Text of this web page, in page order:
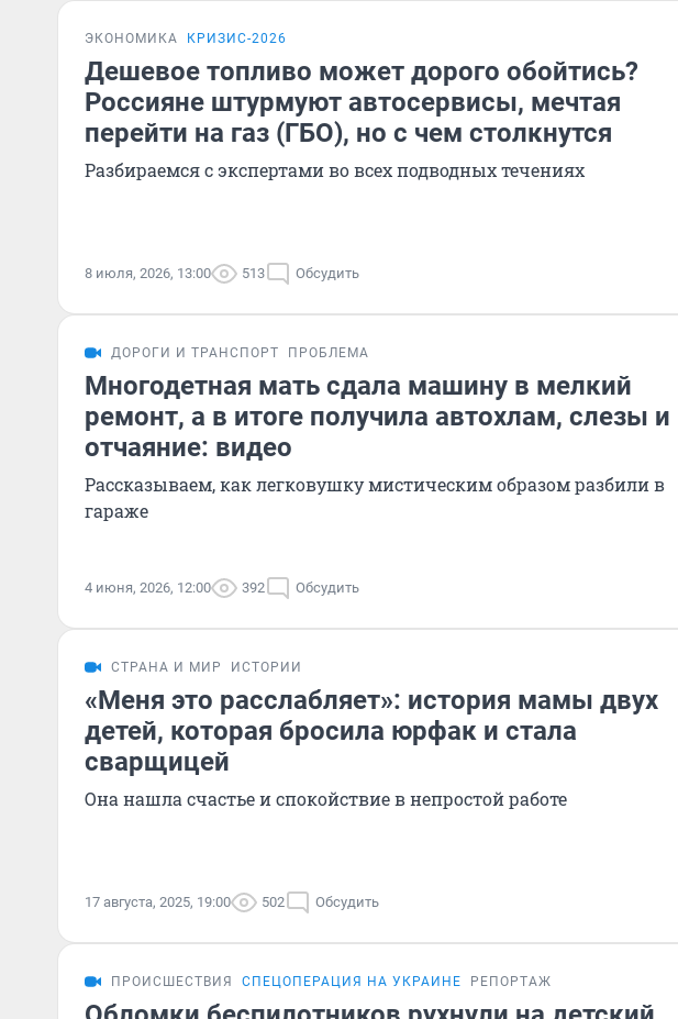
ЭКОНОМИКА КРИЗИС-2026
Дешевое топливо может дорого обойтись?
Россияне штурмуют автосервисы, мечтая
перейти на газ (ГБО), но с чем столкнутся
Разбираемся с экспертами во всех подводных течениях
8 июля, 2026, 13:00 513 Обсудить
ДОРОГИ И ТРАНСПОРТ ПРОБЛЕМА
Многодетная мать сдала машину в мелкий
ремонт, а в итоге получила автохлам, слезы и
отчаяние: видео
Рассказываем, как легковушку мистическим образом разбили в
гараже
4 июня, 2026, 12:00 392 Обсудить
СТРАНА И МИР ИСТОРИИ
«Меня это расслабляет»: история мамы двух
детей, которая бросила юрфак и стала
сварщицей
Она нашла счастье и спокойствие в непростой работе
17 августа, 2025, 19:00 502 Обсудить
ПРОИСШЕСТВИЯ СПЕЦОПЕРАЦИЯ НА УКРАИНЕ РЕПОРТАЖ